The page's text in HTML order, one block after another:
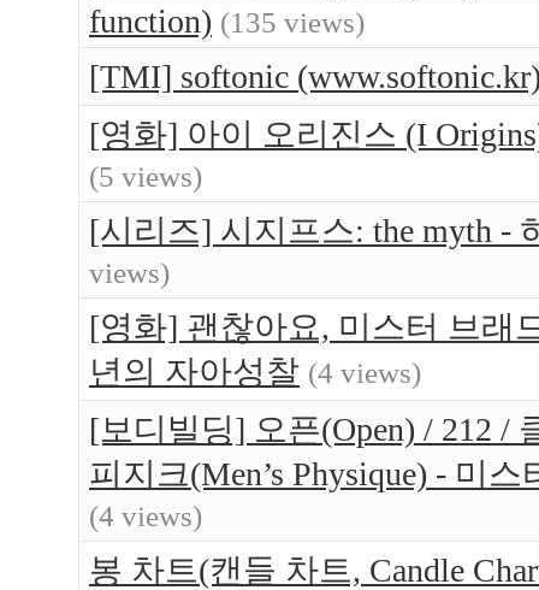
function) (135 views)
[TMI] softonic
[영화] 아이 오리진스 (I
(5 views)
[시리즈] 시지프스: the myth -
views)
[영화] 괜찮아요, 미스터 브래
년의 자아성찰 (4 views)
[보디빌딩] 오픈(Open) / 212 /
피지크(Men’s Physique) - 미
(4 views)
봉 차트(캔들 차트, Candle